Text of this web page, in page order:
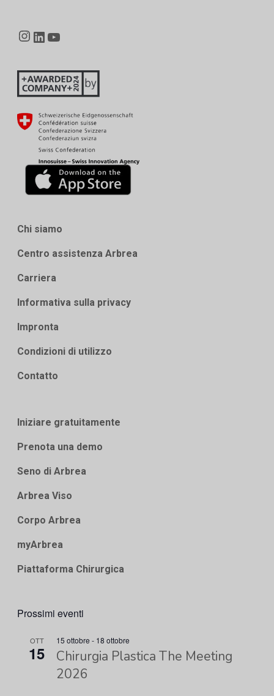
Instagram
LinkedIn
Chi siamo
Centro assistenza Arbrea
Carriera
Informativa sulla privacy
Impronta
Condizioni di utilizzo
Contatto
Iniziare gratuitamente
Prenota una demo
Seno di Arbrea
Arbrea Viso
Corpo Arbrea
myArbrea
Piattaforma Chirurgica
Prossimi eventi
OTT
15
15 ottobre - 18 ottobre
Chirurgia Plastica The Meeting
2026